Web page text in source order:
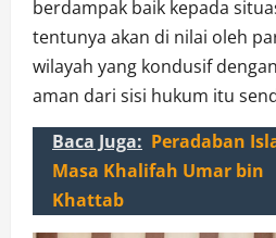
berdampak baik kepada
tentunya akan di nilai oleh
wilayah yang kondusif
aman dari sisi hukum itu
Baca Juga: Peradaban
Masa Khalifah Umar bin
Khattab